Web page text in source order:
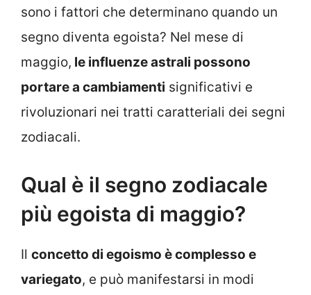
sono i fattori che determinano quando un
segno diventa egoista? Nel mese di
maggio, le influenze astrali possono
portare a cambiamenti significativi e
rivoluzionari nei tratti caratteriali dei segni
zodiacali.
Qual è il segno zodiacale
più egoista di maggio?
Il concetto di egoismo è complesso e
variegato, e può manifestarsi in modi